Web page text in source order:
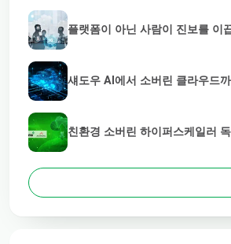
플랫폼이 아닌 사람이 진보를 이
섀도우 AI에서 소버린 클라우드
친환경 소버린 하이퍼스케일러